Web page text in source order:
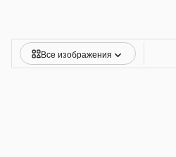
Все изображения